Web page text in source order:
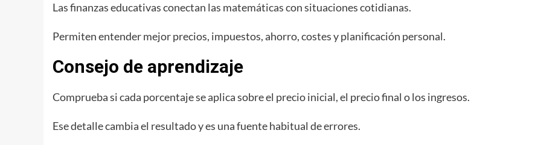
Las finanzas educativas conectan las matemáticas con situaciones cotidianas.
Permiten entender mejor precios, impuestos, ahorro, costes y planificación personal.
Consejo de aprendizaje
Comprueba si cada porcentaje se aplica sobre el precio inicial, el precio final o los ingresos.
Ese detalle cambia el resultado y es una fuente habitual de errores.